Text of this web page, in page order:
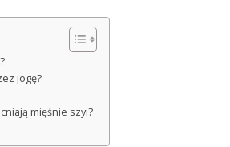
jogę?
mięśnie szyi?